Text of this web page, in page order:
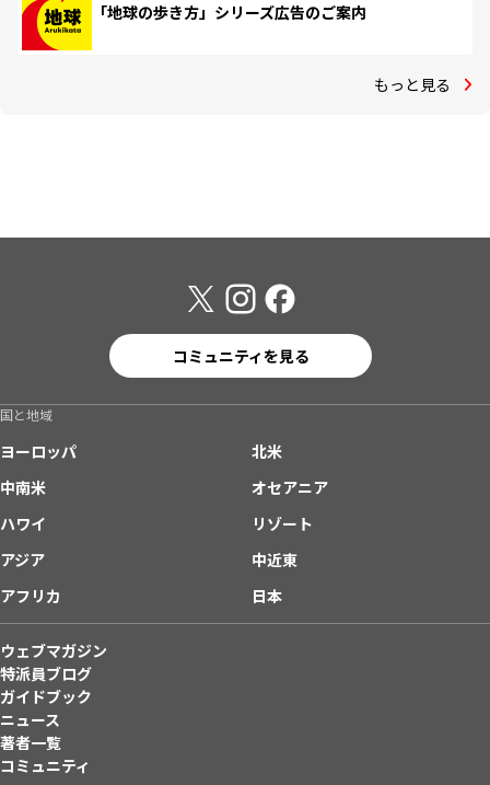
「地球の歩き方」シリーズ広告のご案内
もっと見る
コミュニティを見る
国と地域
ヨーロッパ
北米
中南米
オセアニア
ハワイ
リゾート
アジア
中近東
アフリカ
日本
ウェブマガジン
特派員ブログ
ガイドブック
ニュース
著者一覧
コミュニティ